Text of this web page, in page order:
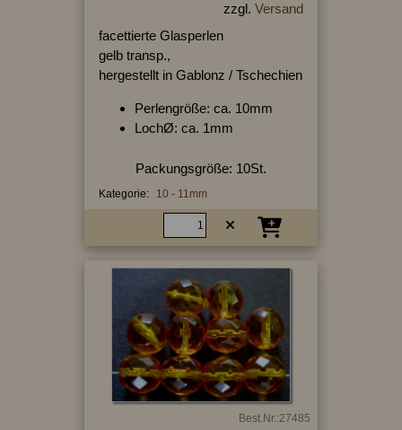
zzgl. Versand
facettierte Glasperlen
gelb transp.,
hergestellt in Gablonz / Tschechien
Perlengröße: ca. 10mm
LochØ: ca. 1mm
Packungsgröße: 10St.
Kategorie: 10 - 11mm
Best.Nr.:27485